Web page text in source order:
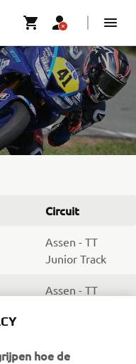
Circuit
Assen - TT
Junior Track
Assen - TT
Circuit De
hoe de